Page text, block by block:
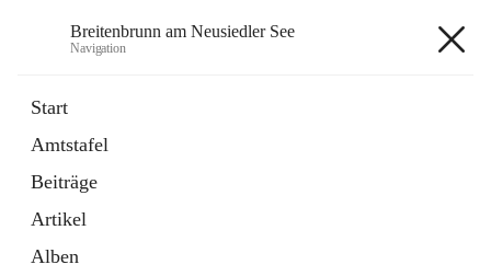
Breitenbrunn am Neusiedler See
Navigation
Start
Amtstafel
Beiträge
Artikel
Alben
18 Schnellzugriffe
Gemeindeservice